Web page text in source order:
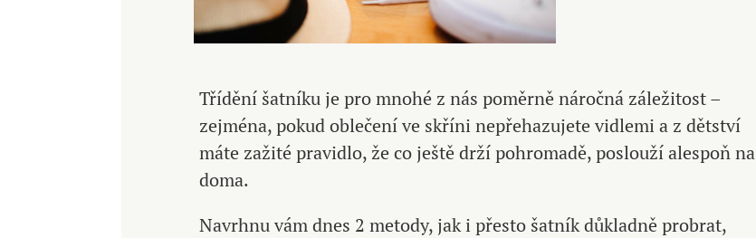
Třídění šatníku je pro mnohé z nás poměrně náročná záležitost –
zejména, pokud oblečení ve skříni nepřehazujete vidlemi a z dětství
máte zažité pravidlo, že co ještě drží pohromadě, poslouží alespoň na
doma.
Navrhnu vám dnes 2 metody, jak i přesto šatník důkladně probrat,